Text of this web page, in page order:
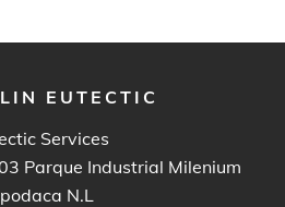
EUTECTIC
Services
Parque Industrial Milenium
N.L